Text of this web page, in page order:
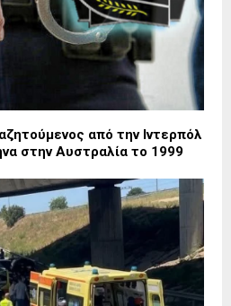
από την Ιντερπόλ
στην Αυστραλία το 1999